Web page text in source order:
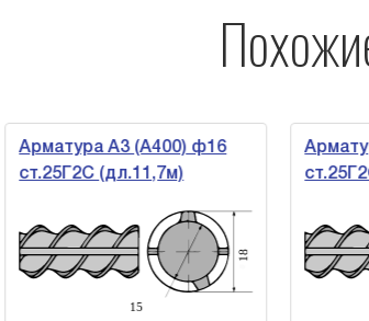
Арматура А3 (А400) ф16
ст.25Г2С (дл.11,7м)
ст.25Г2С